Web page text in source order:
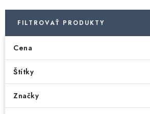
Dodanie tovaru a ceny za doručenie
Kontakty
FILTROVAŤ PRODUKTY
Cena
Štítky
Značky